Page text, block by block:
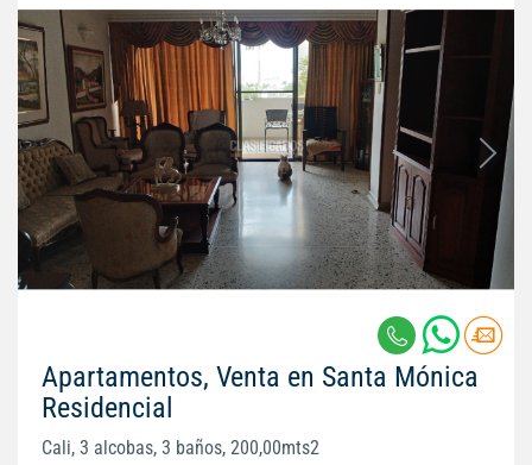
Apartamentos, Venta en Santa Mónica
Residencial
Cali, 3 alcobas, 3 baños, 200,00mts2